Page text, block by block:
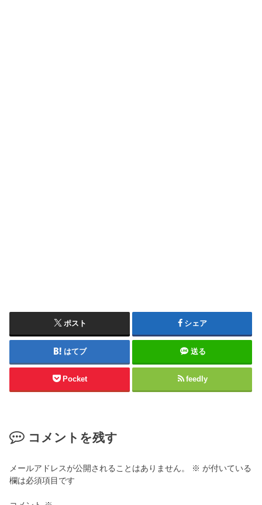
ポスト シェア
はてブ 送る
Pocket feedly
コメントを残す
メールアドレスが公開されることはありません。 ※ が付いている
欄は必須項目です